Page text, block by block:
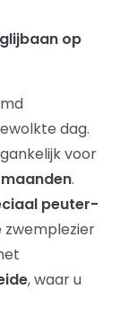
op
dag.
voor
.
peuter-
zwemplezier
, waar u